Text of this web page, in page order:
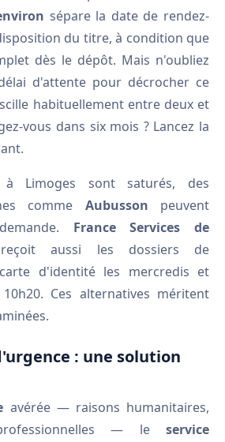
sépare la date de rendez-
du titre, à condition que
dès le dépôt. Mais n'oubliez
d'attente pour décrocher ce
habituellement entre deux et
vous dans six mois ? Lancez la
Limoges sont saturés, des
comme Aubusson peuvent
France Services de
aussi les dossiers de
d'identité les mercredis et
Ces alternatives méritent
: une solution
avérée — raisons humanitaires,
— le service